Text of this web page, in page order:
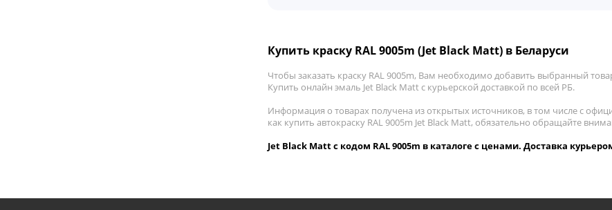
Купить краску RAL 9005m (Jet Black Matt) в Беларуси
Чтобы заказать краску RAL 9005m, Вам необходимо добавить выбранный
Купить онлайн эмаль Jet Black Matt с курьерской доставкой по всей РБ.
Информация о товарах получена из открытых источников, в том числе с
как купить автокраску RAL 9005m Jet Black Matt, обязательно обращайте
Jet Black Matt с кодом RAL 9005m в каталоге с ценами. Доставка